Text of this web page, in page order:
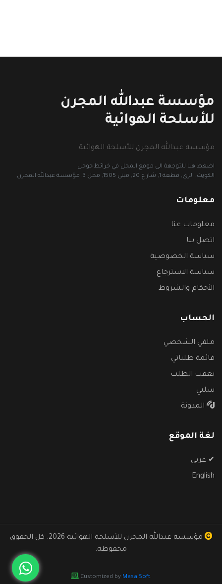
مؤسسة عبدالله المجرن
للأسلحة الهوائية
مؤسسة عبدالله المجرن للأسلحة الهوائية
اضغط هنا للتوجهة الى موقع المحل في خرائط جوجل
الكويت, الري, قطعة 1, شار ع 20, مبنى 1505, محل 3, مؤسسة عبدالله المجرن
معلومات
معلومات عنا
اتصل بنا
سياسة الخصوصية
سياسة الاسترجاع
الأحكام والشروط
الحساب
ملفي الشخصي
قائمة طلباتي
تعقب الطلب
سلتي
المدونة
لغة الموقع
✔ عربي
English
مؤسسة عبدالله المجرن للأسلحة الهوائية
2026. كل الحقوق
محفوظة.
Customized by Masa Soft.